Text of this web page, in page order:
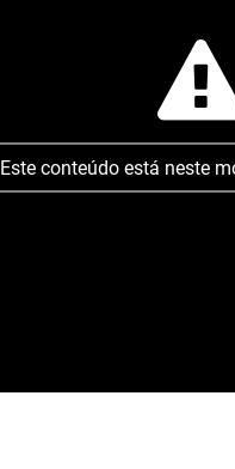
Este conteúdo está neste